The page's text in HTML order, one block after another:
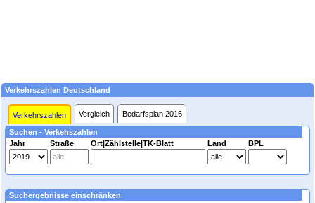
Verkehrszahlen Deutschland
Verkehrszahlen Vergleich Bedarfsplan 2016
Suchen - Verkehszahlen
Jahr
Straße Ort|Zählstelle|TK-Blatt Land BPL
Suchergebnisse einschränken